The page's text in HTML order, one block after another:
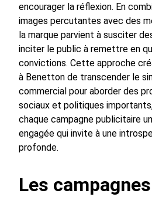
encourager la réflexion. En
images percutantes avec des
la marque parvient à susciter
inciter le public à remettre en
convictions. Cette approche
à Benetton de transcender le
commercial pour aborder des
sociaux et politiques
chaque campagne publicitaire
engagée qui invite à une
profonde.
Les campagnes